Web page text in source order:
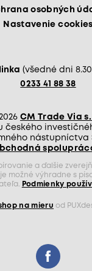
osobných
Nastavenie cookies
(všedné dni
0233 41 88 38
CM Trade Via s.
českého
nástupníctva
a ďalšie
možné výhradne s
Podmienky
na mieru od